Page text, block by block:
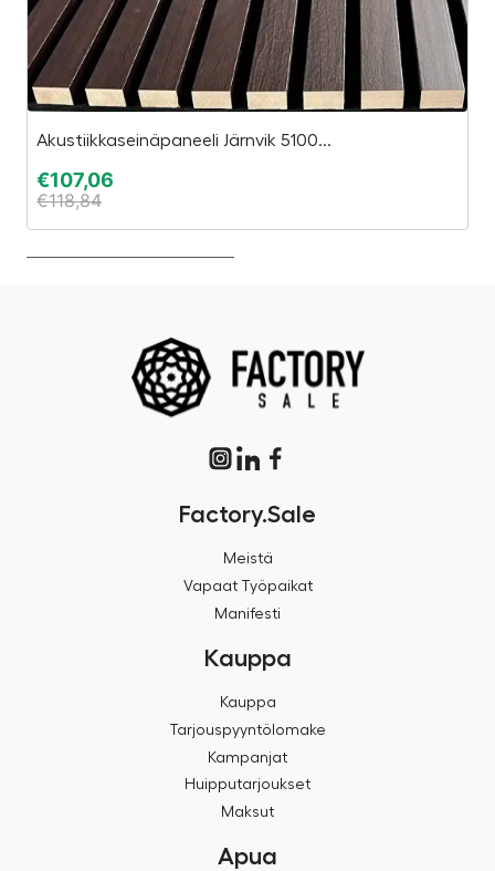
Akustiikkaseinäpaneeli Järnvik 5100...
€107,06
€118,84
Factory.Sale
Meistä
Vapaat Työpaikat
Manifesti
Kauppa
Kauppa
Tarjouspyyntölomake
Kampanjat
Huipputarjoukset
Maksut
Apua